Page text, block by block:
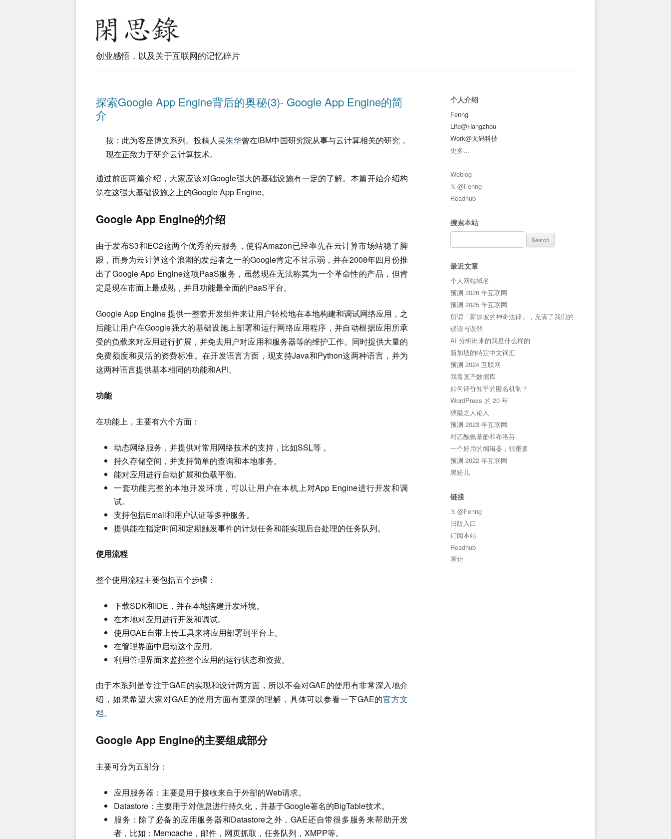
创业感悟，以及关于互联网的记忆碎片
探索Google App Engine背后的奥秘(3)- Google App Engine的简
介
按：此为客座博文系列。投稿人吴朱华曾在IBM中国研究院从事与云计算相关的研究，
现在正致力于研究云计算技术。
通过前面两篇介绍，大家应该对Google强大的基础设施有一定的了解。本篇开始介绍构
筑在这强大基础设施之上的Google App Engine。
Google App Engine的介绍
由于发布S3和EC2这两个优秀的云服务，使得Amazon已经率先在云计算市场站稳了脚
跟，而身为云计算这个浪潮的发起者之一的Google肯定不甘示弱，并在2008年四月份推
出了Google App Engine这项PaaS服务，虽然现在无法称其为一个革命性的产品，但肯
定是现在市面上最成熟，并且功能最全面的PaaS平台。
Google App Engine 提供一整套开发组件来让用户轻松地在本地构建和调试网络应用，之
后能让用户在Google强大的基础设施上部署和运行网络应用程序，并自动根据应用所承
受的负载来对应用进行扩展，并免去用户对应用和服务器等的维护工作。同时提供大量的
免费额度和灵活的资费标准。在开发语言方面，现支持Java和Python这两种语言，并为
这两种语言提供基本相同的功能和API。
功能
在功能上，主要有六个方面：
动态网络服务，并提供对常用网络技术的支持，比如SSL等 。
持久存储空间，并支持简单的查询和本地事务。
能对应用进行自动扩展和负载平衡。
一套功能完整的本地开发环境，可以让用户在本机上对App Engine进行开发和调
试。
支持包括Email和用户认证等多种服务。
提供能在指定时间和定期触发事件的计划任务和能实现后台处理的任务队列。
使用流程
整个使用流程主要包括五个步骤：
下载SDK和IDE，并在本地搭建开发环境。
在本地对应用进行开发和调试。
使用GAE自带上传工具来将应用部署到平台上。
在管理界面中启动这个应用。
利用管理界面来监控整个应用的运行状态和资费。
由于本系列是专注于GAE的实现和设计两方面，所以不会对GAE的使用有非常深入地介
绍，如果希望大家对GAE的使用方面有更深的理解，具体可以参看一下GAE的官方文
档。
Google App Engine的主要组成部分
主要可分为五部分：
应用服务器：主要是用于接收来自于外部的Web请求。
Datastore：主要用于对信息进行持久化，并基于Google著名的BigTable技术。
服务：除了必备的应用服务器和Datastore之外，GAE还自带很多服务来帮助开发
者，比如：Memcache，邮件，网页抓取，任务队列，XMPP等。
个人介绍
Fenng
Life@Hangzhou
Work@无码科技
更多...
Weblog
𝕏 @Fenng
Readhub
搜索本站
for:
最近文章
个人网站域名
预测 2026 年互联网
预测 2025 年互联网
所谓「新加坡的神奇法律」，充满了我们的
误读与误解
AI 分析出来的我是什么样的
新加坡的特定中文词汇
预测 2024 互联网
我看国产数据库
如何评价知乎的匿名机制？
WordPress 的 20 年
狹隘之人论人
预测 2023 年互联网
对乙酰氨基酚和布洛芬
一个好用的编辑器，很重要
预测 2022 年互联网
黑粉儿
链接
𝕏 @Fenng
旧版入口
订阅本站
Readhub
霍炬